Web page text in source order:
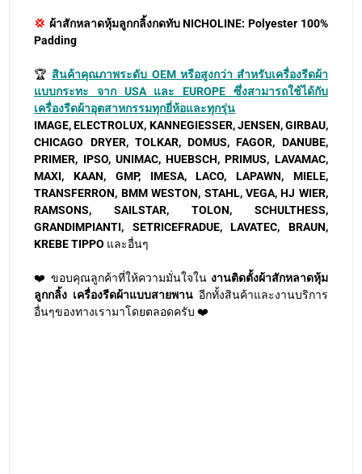
💢 ผ้าสักหลาดหุ้มลูกกลิ้งกดทับ NICHOLINE: Polyester 100%
Padding
🏆 สินค้าคุณภาพระดับ OEM หรือสูงกว่า สำหรับเครื่องรีดผ้า
แบบกระทะ จาก USA และ EUROPE ซึ่งสามารถใช้ได้กับ
เครื่องรีดผ้าอุตสาหกรรมทุกยี่ห้อและทุกรุ่น
IMAGE, ELECTROLUX, KANNEGIESSER, JENSEN, GIRBAU,
CHICAGO DRYER, TOLKAR, DOMUS, FAGOR, DANUBE,
PRIMER, IPSO, UNIMAC, HUEBSCH, PRIMUS, LAVAMAC,
MAXI, KAAN, GMP, IMESA, LACO, LAPAWN, MIELE,
TRANSFERRON, BMM WESTON, STAHL, VEGA, HJ WIER,
RAMSONS, SAILSTAR, TOLON, SCHULTHESS,
GRANDIMPIANTI, SETRICEFRADUE, LAVATEC, BRAUN,
KREBE TIPPO และอื่นๆ
❤️ ขอบคุณลูกค้าที่ให้ความมั่นใจใน งานติดตั้งผ้าสักหลาดหุ้ม
ลูกกลิ้ง เครื่องรีดผ้าแบบสายพาน อีกทั้งสินค้าและงานบริการ
อื่นๆของทางเรามาโดยตลอดครับ ❤️